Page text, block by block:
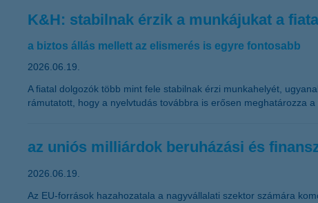
K&H: stabilnak érzik a munkájukat a
a biztos állás mellett az elismerés is egyre fontosabb
2026.06.19.
A fiatal dolgozók több mint fele stabilnak érzi munkahelyét,
rámutatott, hogy a nyelvtudás továbbra is erősen meghatározza
az uniós milliárdok beruházási és
2026.06.19.
Az EU-források hazahozatala a nagyvállalati szektor számára